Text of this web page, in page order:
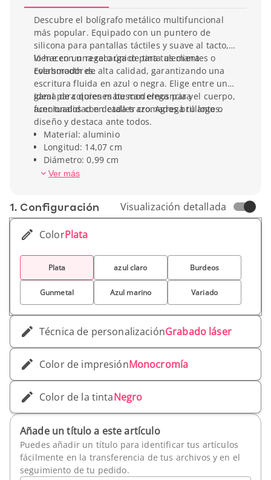
Descubre el bolígrafo metálico multifuncional
más popular. Equipado con un puntero de
silicona para pantallas táctiles y suave al tacto,
lo hacen un regalo único para tus clientes o
colaboradores.
Viene con una recarga de tinta alemana
Eversmooth de alta calidad, garantizando una
escritura fluida en azul o negra. Elige entre una
gama de colores mate modernos para el cuerpo,
acentuados con detalles cromados brillantes.
Ideal para quienes buscan elegancia y
funcionalidad en cada trazo. Agrega tu logo o
diseño y destaca ante todos.
Material: aluminio
Longitud: 14,07 cm
Diámetro: 0,99 cm
Peso unitario: 18 g
Ver más
1. Conf­iguración Visualización detallada
ColorPlata
Plata azul claro Burdeos
Gunmetal Azul marino Variado
Técnica de personalizaciónGrabado láser
Color de impresiónMonocromía
Color de la tintaNegro
Añade un título a este artículo
Puedes añadir un título para identificar tus artículos
fácilmente en la transferencia de tus archivos y en el
seguimiento de tu pedido.